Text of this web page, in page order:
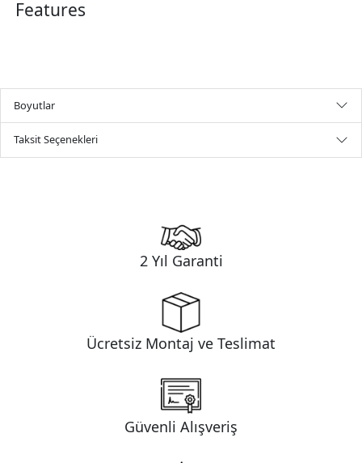
Features
Boyutlar
Taksit Seçenekleri
2 Yıl Garanti
Ücretsiz Montaj ve Teslimat
Güvenli Alışveriş